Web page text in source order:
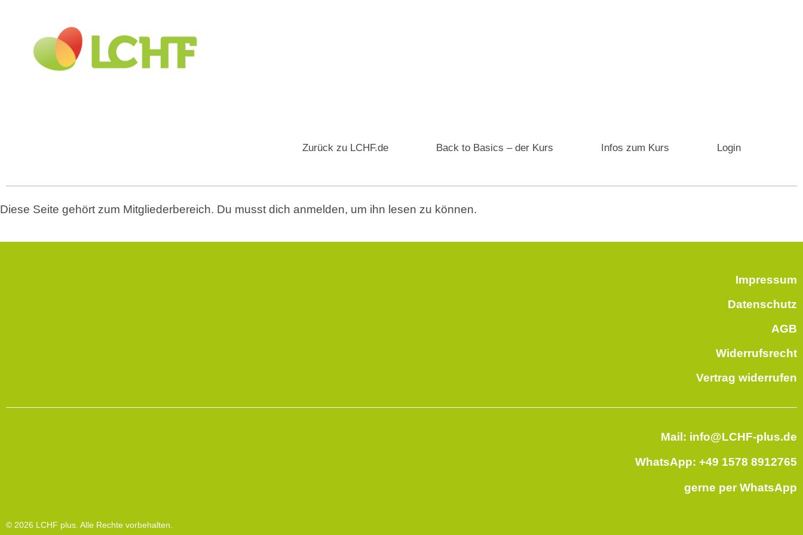
Zurück zu LCHF.de Back to Basics – der Kurs Infos zum Kurs Login
Diese Seite gehört zum Mitgliederbereich. Du musst dich anmelden, um ihn lesen zu können.
Impressum
Datenschutz
AGB
Widerrufsrecht
Vertrag widerrufen
Mail: info@LCHF-plus.de
WhatsApp: +49 1578 8912765
gerne per WhatsApp
© 2026 LCHF plus. Alle Rechte vorbehalten.